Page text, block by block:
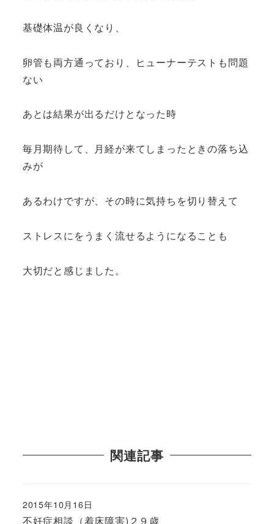
基礎体温が良くなり、
卵管も両方通っており、ヒューナーテストも問題
ない
あとは結果が出るだけとなった時
毎月期待して、月経が来てしまったときの落ち込
みが
あるわけですが、その時に気持ちを切り替えて
ストレスにをうまく流せるようになることも
大切だと感じました。
関連記事
不妊症相談（着床障害)２９歳
2015年10月16日